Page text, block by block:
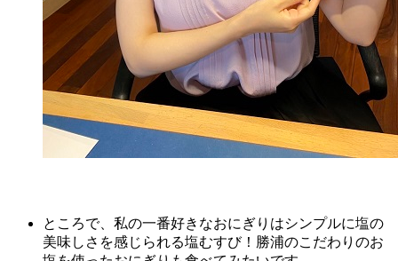
ところで、私の一番好きなおにぎりはシンプルに塩の
美味しさを感じられる塩むすび！勝浦のこだわりのお